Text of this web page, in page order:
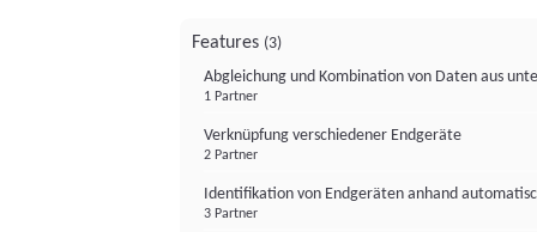
Features (3)
Abgleichung und Kombination von Daten aus
1 Partner
Verknüpfung verschiedener Endgeräte
2 Partner
Identifikation von Endgeräten anhand
3 Partner